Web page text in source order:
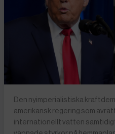
Den nyimperialistiska
amerikansk regering som
internationellt vatten